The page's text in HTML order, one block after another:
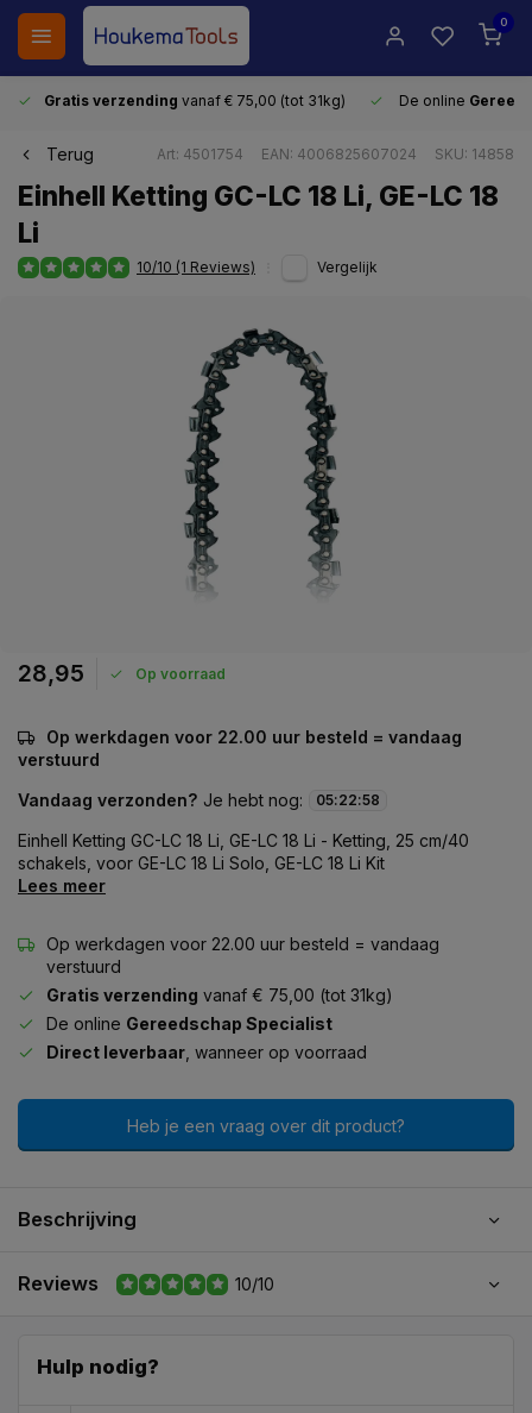
0
Gratis verzending vanaf € 75,00 (tot 31kg) De online
Terug Art: 4501754 EAN: 4006825607024 SKU: 14858
Einhell Ketting GC-LC 18 Li, GE-LC 18
Li
10/10 (1 Reviews) Vergelijk
28,95 Op voorraad
Op werkdagen voor 22.00 uur besteld = vandaag
verstuurd
Vandaag verzonden? Je hebt nog: 05:22:58
Einhell Ketting GC-LC 18 Li, GE-LC 18 Li - Ketting, 25 cm/40
schakels, voor GE-LC 18 Li Solo, GE-LC 18 Li Kit
Lees meer
Op werkdagen voor 22.00 uur besteld = vandaag
verstuurd
Gratis verzending vanaf € 75,00 (tot 31kg)
De online Gereedschap Specialist
Direct leverbaar , wanneer op voorraad
Heb je een vraag over dit product?
Beschrijving
Reviews 10/10
Hulp nodig?